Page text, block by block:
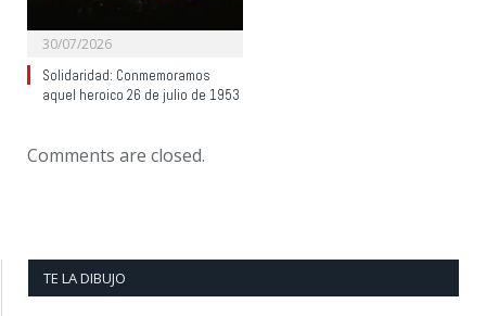
30/07/2026
Solidaridad: Conmemoramos
aquel heroico 26 de julio de 1953
Comments are closed.
TE LA DIBUJO